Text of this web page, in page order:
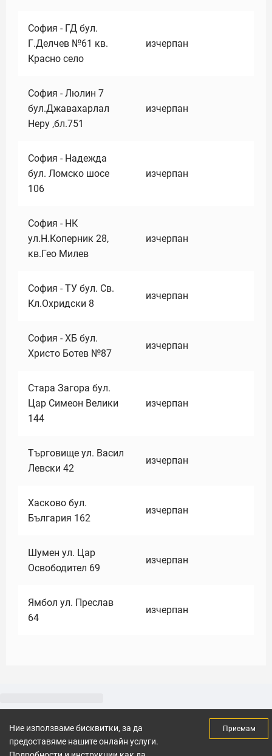
София - ГД бул.
Г.Делчев №61 кв.
Красно село
изчерпан
София - Люлин 7
бул.Джавахарлал
Неру ,бл.751
изчерпан
София - Надежда
бул. Ломско шосе
106
изчерпан
София - НК
ул.Н.Коперник 28,
кв.Гео Милев
изчерпан
София - ТУ бул. Св.
Кл.Охридски 8
изчерпан
София - ХБ бул.
Христо Ботев №87
изчерпан
Стара Загора бул.
Цар Симеон Велики
144
изчерпан
Търговище ул. Васил
Левски 42
изчерпан
Хасково бул.
България 162
изчерпан
Шумен ул. Цар
Освободител 69
изчерпан
Ямбол ул. Преслав
64
изчерпан
Ние използваме бисквитки, за да
предоставяме нашите онлайн услуги.
Приемам